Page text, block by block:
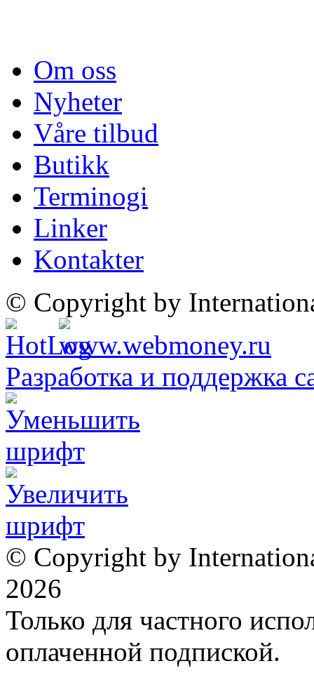
Om oss
Nyheter
Våre tilbud
Butikk
Terminogi
Linker
Kontakter
© Copyright by
Разработка и поддержка
© Copyright by
2026
Только для частного
оплаченной подпиской.